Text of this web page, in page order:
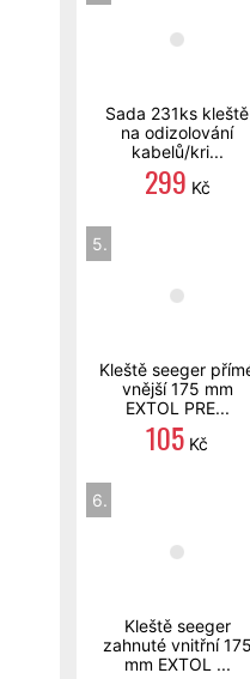
Sada 231ks kleště
na odizolování
kabelů/kri...
299 Kč
5.
Kleště seeger
vnější 175 mm
EXTOL PRE...
105 Kč
6.
Kleště seeger
zahnuté vnitřní
mm EXTOL ...